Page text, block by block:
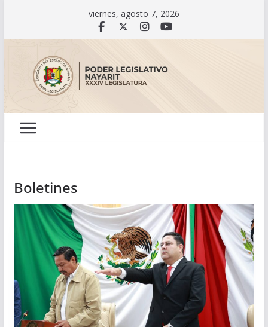
contenido
viernes, agosto 7, 2026
Boletines